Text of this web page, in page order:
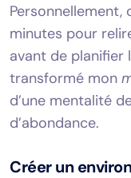
Personnellement,
minutes pour
avant de planifier
transformé mon
d’une mentalité
d’abondance.
Créer un